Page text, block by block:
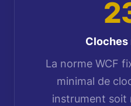
Cloches
La norme WCF
minimal de
instrument soit